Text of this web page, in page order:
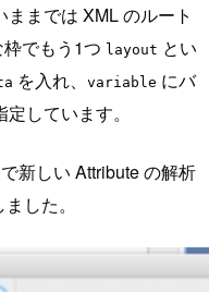
までは XML のルート
でもう1つ layout とい
を入れ、 variable にバ
しています。
新しい Attribute の解析
した。